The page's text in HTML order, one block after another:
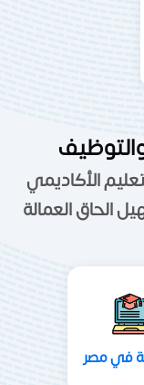
الأكاديمي
الحاق العمالة
في مصر